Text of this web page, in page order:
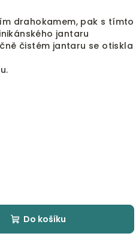
drahokamem, pak s tímto
jantaru
čistém jantaru se otiskla
Do košíku